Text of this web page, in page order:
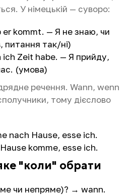
У німецькій — суворо:
er kommt. — Я не знаю, чи
питання так/ні)
ich Zeit habe. — Я прийду,
(умова)
речення. Wann, wenn
тому дієслово
nach Hause, esse ich.
komme, esse ich.
"коли" обрати
чи непряме)? → wann.